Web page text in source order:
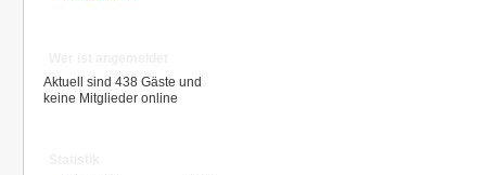
Aktuell sind 438 Gäste und
keine Mitglieder online